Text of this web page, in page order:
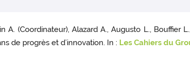
A. (Coordinateur), Alazard A., Augusto L., Bouffier
de progrès et d’innovation. In : Les Cahiers du